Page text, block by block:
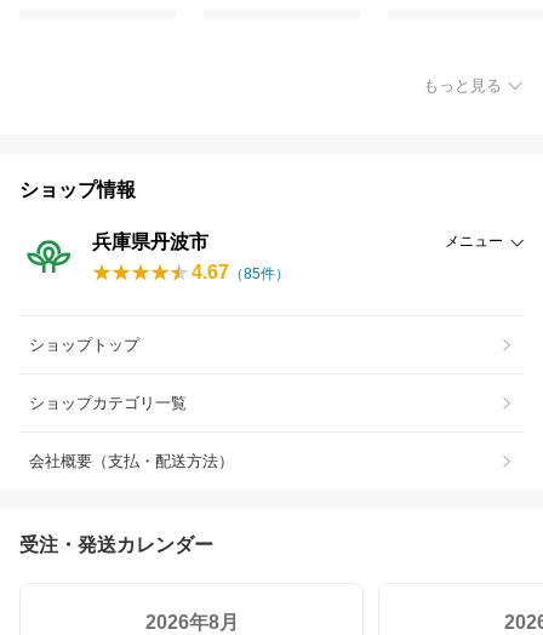
もっと見る
ショップ情報
兵庫県丹波市 メニュー
4.67 （85件）
ショップトップ
ショップカテゴリ一覧
会社概要（支払・配送方法）
受注・発送カレンダー
2026年8月